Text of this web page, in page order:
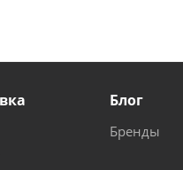
Блог
Бренды